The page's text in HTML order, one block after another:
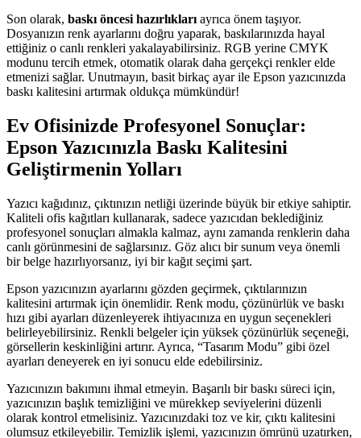
Son olarak, baskı öncesi hazırlıkları ayrıca önem taşıyor.
Dosyanızın renk ayarlarını doğru yaparak, baskılarınızda hayal
ettiğiniz o canlı renkleri yakalayabilirsiniz. RGB yerine CMYK
modunu tercih etmek, otomatik olarak daha gerçekçi renkler elde
etmenizi sağlar. Unutmayın, basit birkaç ayar ile Epson yazıcınızda
baskı kalitesini artırmak oldukça mümkündür!
Ev Ofisinizde Profesyonel Sonuçlar:
Epson Yazıcınızla Baskı Kalitesini
Geliştirmenin Yolları
Yazıcı kağıdınız, çıktınızın netliği üzerinde büyük bir etkiye sahiptir.
Kaliteli ofis kağıtları kullanarak, sadece yazıcıdan beklediğiniz
profesyonel sonuçları almakla kalmaz, aynı zamanda renklerin daha
canlı görünmesini de sağlarsınız. Göz alıcı bir sunum veya önemli
bir belge hazırlıyorsanız, iyi bir kağıt seçimi şart.
Epson yazıcınızın ayarlarını gözden geçirmek, çıktılarınızın
kalitesini artırmak için önemlidir. Renk modu, çözünürlük ve baskı
hızı gibi ayarları düzenleyerek ihtiyacınıza en uygun seçenekleri
belirleyebilirsiniz. Renkli belgeler için yüksek çözünürlük seçeneği,
görsellerin keskinliğini artırır. Ayrıca, “Tasarım Modu” gibi özel
ayarları deneyerek en iyi sonucu elde edebilirsiniz.
Yazıcınızın bakımını ihmal etmeyin. Başarılı bir baskı süreci için,
yazıcınızın başlık temizliğini ve mürekkep seviyelerini düzenli
olarak kontrol etmelisiniz. Yazıcınızdaki toz ve kir, çıktı kalitesini
olumsuz etkileyebilir. Temizlik işlemi, yazıcınızın ömrünü uzatırken,